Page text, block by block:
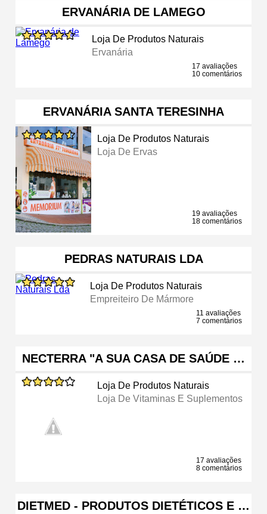
ERVANÁRIA DE LAMEGO
Loja De Produtos Naturais
Ervanária
17 avaliações
10 comentários
ERVANÁRIA SANTA TERESINHA
Loja De Produtos Naturais
Loja De Ervas
19 avaliações
18 comentários
PEDRAS NATURAIS LDA
Loja De Produtos Naturais
Empreiteiro De Mármore
11 avaliações
7 comentários
NECTERRA "A SUA CASA DE SAÚDE …
Loja De Produtos Naturais
Loja De Vitaminas E Suplementos
17 avaliações
8 comentários
DIETMED - PRODUTOS DIETÉTICOS E …